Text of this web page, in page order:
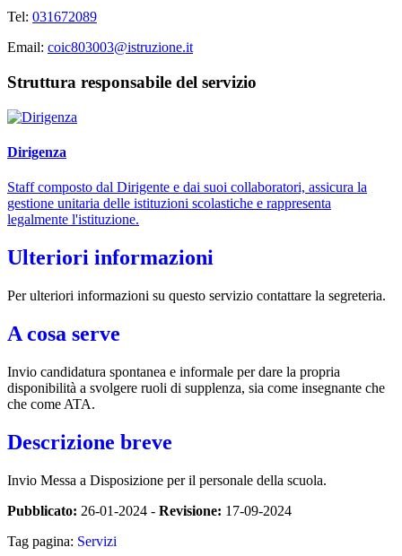
Tel: 031672089
Email: coic803003@istruzione.it
Struttura responsabile del servizio
Dirigenza
Staff composto dal Dirigente e dai suoi collaboratori, assicura la
gestione unitaria delle istituzioni scolastiche e rappresenta
legalmente l'istituzione.
Ulteriori informazioni
Per ulteriori informazioni su questo servizio contattare la segreteria.
A cosa serve
Invio candidatura spontanea e informale per dare la propria
disponibilità a svolgere ruoli di supplenza, sia come insegnante che
che come ATA.
Descrizione breve
Invio Messa a Disposizione per il personale della scuola.
Pubblicato: 26-01-2024 - Revisione: 17-09-2024
Tag pagina: Servizi